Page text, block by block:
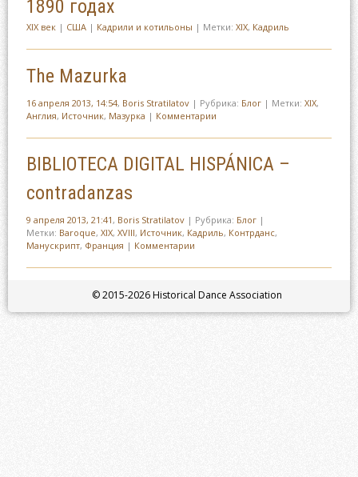
1890 годах
XIX век| США| Кадрили и котильоны | Метки: XIX, Кадриль
The Mazurka
16 апреля 2013, 14:54, Boris Stratilatov| Рубрика: Блог | Метки: XIX,
Англия, Источник, Мазурка | Комментарии
BIBLIOTECA DIGITAL HISPÁNICA –
contradanzas
9 апреля 2013, 21:41, Boris Stratilatov| Рубрика: Блог |
Метки: Baroque, XIX, XVIII, Источник, Кадриль, Контрданс,
Манускрипт, Франция | Комментарии
© 2015-2026 Historical Dance Association